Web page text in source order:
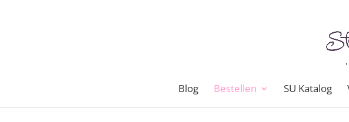
Blog Bestellen SU Katalog